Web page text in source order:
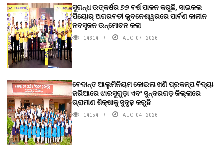
ସୁଗନ୍ଧ ଉତ୍କର୍ଷର ୭୭ ବର୍ଷ ପାଳନ କରୁଛି, ସାଇକଲ
ପିୟୋର୍‌ ଅଗରବତୀ ଭୁବନେଶ୍ୱରରେ ପାର୍ବଣ କାଳୀନ
ନବସୃଜନ ଉନ୍ମୋଚନ କଲା
14614 AUG 07, 2026
ବେଦାନ୍ତ ଆଲୁମିନିୟମ କୋଇଲା ଖଣି ପ୍ରକଳ୍ପ ବିଦ୍ୟା
ଜରିଆରେ ଝାରସୁଗୁଡ଼ା ଏବଂ ସୁନ୍ଦରଗଡ଼ ଜିଲ୍ଲାରେ
ଗ୍ରାମୀଣ ଶିକ୍ଷାକୁ ସୁଦୃଢ଼ କରୁଛି
14154 AUG 04, 2026